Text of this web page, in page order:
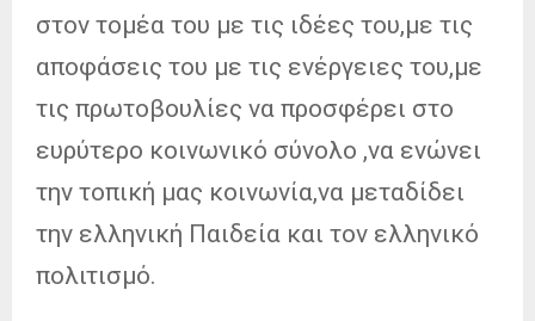
στον τομέα του με τις ιδέες του,με τις
αποφάσεις του με τις ενέργειες του,με
τις πρωτοβουλίες να προσφέρει στο
ευρύτερο κοινωνικό σύνολο ,να ενώνει
την τοπική μας κοινωνία,να μεταδίδει
την ελληνική Παιδεία και τον ελληνικό
πολιτισμό.